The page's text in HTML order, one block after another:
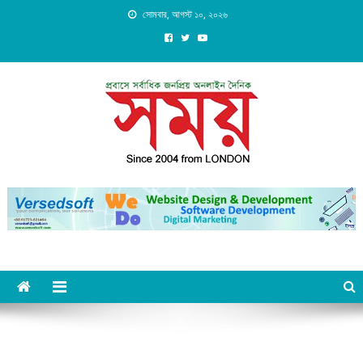
সোমবার, আগস্ট ১০, ২০২৬
Daily Shomoy, Since 2004
from LONDON